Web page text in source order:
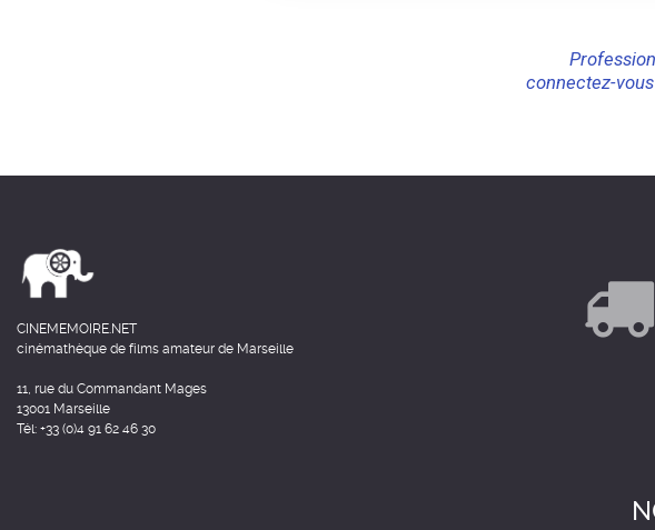
connectez-
CINEMEMOIRE.NET
cinémathèque de films amateur de Marseille
11, rue du Commandant Mages
13001 Marseille
Tél: +33 (0)4 91 62 46 30